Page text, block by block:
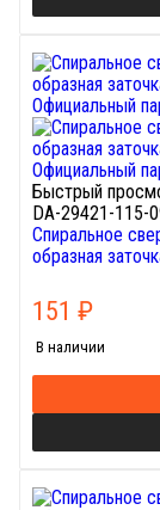
Быстрый
DA-29421-115-
Спиральное
образная
151 ₽
В наличии